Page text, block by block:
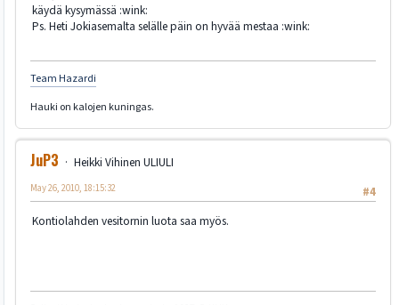
käydä kysymässä :wink:
Ps. Heti Jokiasemalta selälle päin on hyvää mestaa :wink:
Team Hazardi
Hauki on kalojen kuningas.
JuP3
Heikki Vihinen ULIULI
#4
May 26, 2010, 18:15:32
Kontiolahden vesitornin luota saa myös.